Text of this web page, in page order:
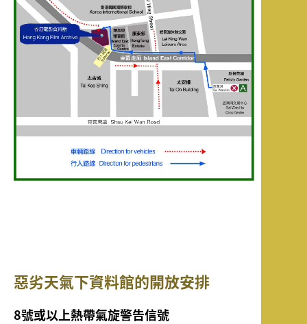
惡劣天氣下資料館的開放安排
8號或以上熱帶氣旋警告信號